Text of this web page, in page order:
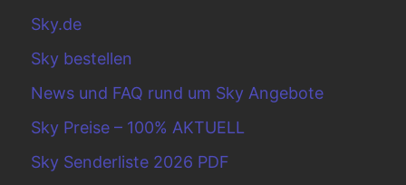
Sky.de
Sky bestellen
News und FAQ rund um Sky Angebote
Sky Preise – 100% AKTUELL
Sky Senderliste 2026 PDF